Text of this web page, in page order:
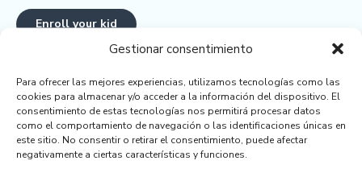
Gestionar consentimiento
Para ofrecer las mejores experiencias, utilizamos tecnologías como las
cookies para almacenar y/o acceder a la información del dispositivo. El
consentimiento de estas tecnologías nos permitirá procesar datos
como el comportamiento de navegación o las identificaciones únicas en
este sitio. No consentir o retirar el consentimiento, puede afectar
negativamente a ciertas características y funciones.
Enroll your kid
Policies and procedures review form
Day care financial agreement
Emergency medical authorization